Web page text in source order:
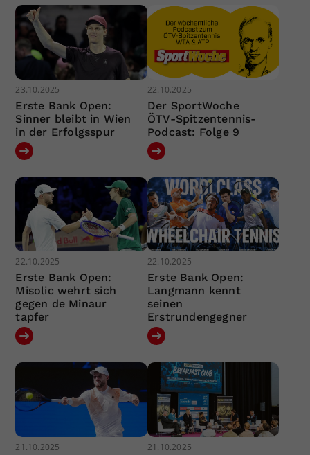
23.10.2025
Erste Bank Open:
Sinner bleibt in Wien
in der Erfolgsspur
22.10.2025
Der SportWoche
ÖTV-Spitzentennis-
Podcast: Folge 9
22.10.2025
Erste Bank Open:
Misolic wehrt sich
gegen de Minaur
tapfer
22.10.2025
Erste Bank Open:
Langmann kennt
seinen
Erstrundengegner
21.10.2025 21.10.2025